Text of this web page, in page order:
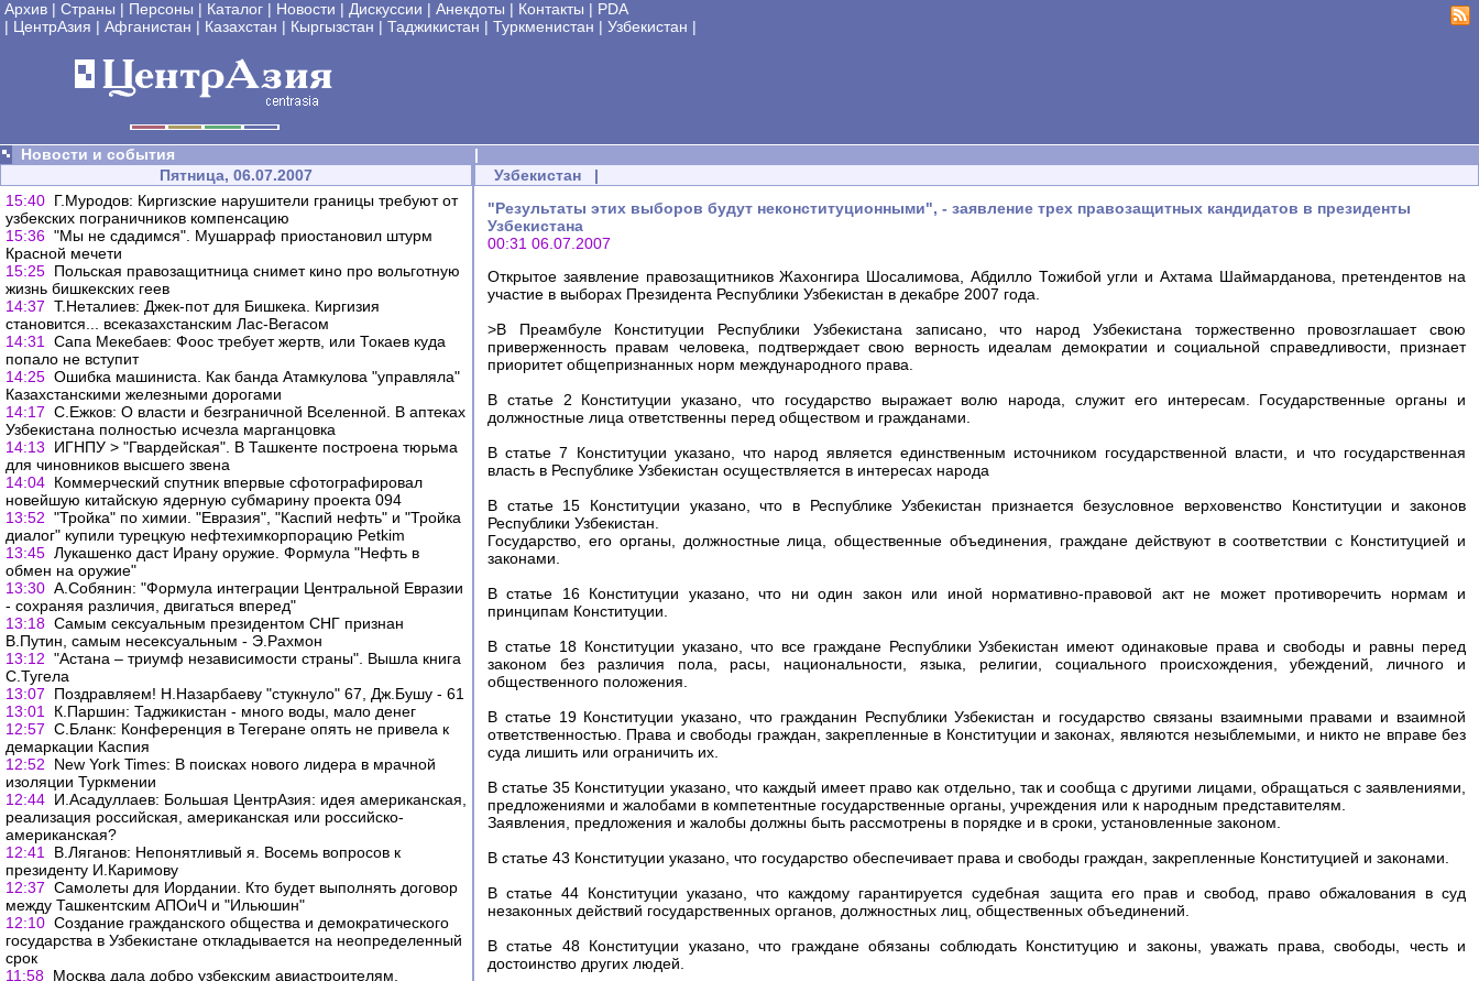
Архив | Страны | Персоны | Каталог | Новости | Дискуссии | Анекдоты | Контакты | PDA
| ЦентрАзия | Афганистан | Казахстан | Кыргызстан | Таджикистан | Туркменистан | Узбекистан |
Новости и события
|
Пятница, 06.07.2007
15:40 Г.Муродов: Киргизские нарушители границы требуют от
узбекских пограничников компенсацию
15:36 "Мы не сдадимся". Мушарраф приостановил штурм
Красной мечети
15:25 Польская правозащитница снимет кино про вольготную
жизнь бишкекских геев
14:37 Т.Неталиев: Джек-пот для Бишкека. Киргизия
становится... всеказахстанским Лас-Вегасом
14:31
Сапа Мекебаев: Фоос требует жертв, или Токаев куда
попало не вступит
14:25 Ошибка машиниста. Как банда Атамкулова "управляла"
Казахстанскими железными дорогами
14:17 С.Ежков: О власти и безграничной Вселенной. В аптеках
Узбекистана полностью исчезла марганцовка
14:13
ИГНПУ > "Гвардейская". В Ташкенте построена тюрьма
для чиновников высшего звена
14:04 Коммерческий спутник впервые сфотографировал
новейшую китайскую ядерную субмарину проекта 094
13:52 "Тройка" по химии. "Евразия", "Каспий нефть" и "Тройка
диалог" купили турецкую нефтехимкорпорацию Petkim
13:45 Лукашенко даст Ирану оружие. Формула "Нефть в
обмен на оружие"
13:30 А.Собянин: "Формула интеграции Центральной Евразии
- сохраняя различия, двигаться вперед"
13:18 Самым сексуальным президентом СНГ признан
В.Путин, самым несексуальным - Э.Рахмон
13:12 "Астана – триумф независимости страны". Вышла книга
С.Тугела
13:07
Поздравляем! Н.Назарбаеву "стукнуло" 67, Дж.Бушу - 61
13:01
К.Паршин: Таджикистан - много воды, мало денег
12:57 С.Бланк: Конференция в Тегеране опять не привела к
демаркации Каспия
12:52
New York Times: В поисках нового лидера в мрачной
изоляции Туркмении
12:44 И.Асадуллаев: Большая ЦентрАзия: идея американская,
реализация российская, американская или российско-
американская?
12:41
В.Ляганов: Непонятливый я. Восемь вопросов к
президенту И.Каримову
12:37 Самолеты для Иордании. Кто будет выполнять договор
между Ташкентским АПОиЧ и "Ильюшин"
12:10 Создание гражданского общества и демократического
государства в Узбекистане откладывается на неопределенный
срок
11:58 Москва дала добро узбекским авиастроителям.
Узбекистан |
"Результаты этих выборов будут неконституционными", - заявление трех правозащитных кандидатов в президенты
Узбекистана
00:31 06.07.2007
Открытое заявление правозащитников Жахонгира Шосалимова, Абдилло Тожибой угли и Ахтама Шаймарданова, претендентов на
участие в выборах Президента Республики Узбекистан в декабре 2007 года.
>В Преамбуле Конституции Республики Узбекистана записано, что народ Узбекистана торжественно провозглашает свою
приверженность правам человека, подтверждает свою верность идеалам демократии и социальной справедливости, признает
приоритет общепризнанных норм международного права.
В статье 2 Конституции указано, что государство выражает волю народа, служит его интересам. Государственные органы и
должностные лица ответственны перед обществом и гражданами.
В статье 7 Конституции указано, что народ является единственным источником государственной власти, и что государственная
власть в Республике Узбекистан осуществляется в интересах народа
В статье 15 Конституции указано, что в Республике Узбекистан признается безусловное верховенство Конституции и законов
Республики Узбекистан.
Государство, его органы, должностные лица, общественные объединения, граждане действуют в соответствии с Конституцией и
законами.
В статье 16 Конституции указано, что ни один закон или иной нормативно-правовой акт не может противоречить нормам и
принципам Конституции.
В статье 18 Конституции указано, что все граждане Республики Узбекистан имеют одинаковые права и свободы и равны перед
законом без различия пола, расы, национальности, языка, религии, социального происхождения, убеждений, личного и
общественного положения.
В статье 19 Конституции указано, что гражданин Республики Узбекистан и государство связаны взаимными правами и взаимной
ответственностью. Права и свободы граждан, закрепленные в Конституции и законах, являются незыблемыми, и никто не вправе без
суда лишить или ограничить их.
В статье 35 Конституции указано, что каждый имеет право как отдельно, так и сообща с другими лицами, обращаться с заявлениями,
предложениями и жалобами в компетентные государственные органы, учреждения или к народным представителям.
Заявления, предложения и жалобы должны быть рассмотрены в порядке и в сроки, установленные законом.
В статье 43 Конституции указано, что государство обеспечивает права и свободы граждан, закрепленные Конституцией и законами.
В статье 44 Конституции указано, что каждому гарантируется судебная защита его прав и свобод, право обжалования в суд
незаконных действий государственных органов, должностных лиц, общественных объединений.
В статье 48 Конституции указано, что граждане обязаны соблюдать Конституцию и законы, уважать права, свободы, честь и
достоинство других людей.